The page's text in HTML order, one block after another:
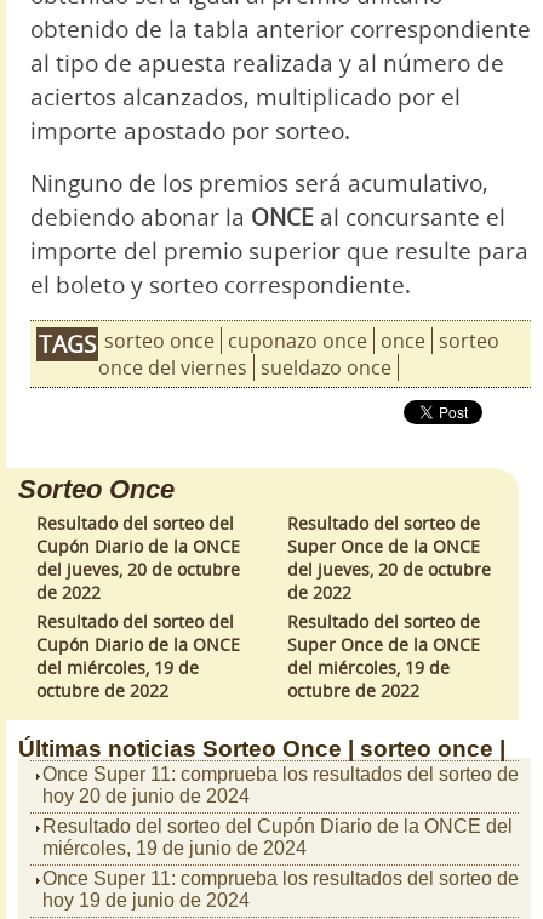
obtenido de la tabla anterior correspondiente
al tipo de apuesta realizada y al número de
aciertos alcanzados, multiplicado por el
importe apostado por sorteo.
Ninguno de los premios será acumulativo,
debiendo abonar la ONCE al concursante el
importe del premio superior que resulte para
el boleto y sorteo correspondiente.
TAGS sorteo once cuponazo once once sorteo
once del viernes sueldazo once
Sorteo Once
Resultado del sorteo del
Cupón Diario de la ONCE
del jueves, 20 de octubre
de 2022
Resultado del sorteo de
Super Once de la ONCE
del jueves, 20 de octubre
de 2022
Resultado del sorteo del
Cupón Diario de la ONCE
del miércoles, 19 de
octubre de 2022
Resultado del sorteo de
Super Once de la ONCE
del miércoles, 19 de
octubre de 2022
Últimas noticias Sorteo Once | sorteo once |
Once Super 11: comprueba los resultados del sorteo de
hoy 20 de junio de 2024
Resultado del sorteo del Cupón Diario de la ONCE del
miércoles, 19 de junio de 2024
Once Super 11: comprueba los resultados del sorteo de
hoy 19 de junio de 2024